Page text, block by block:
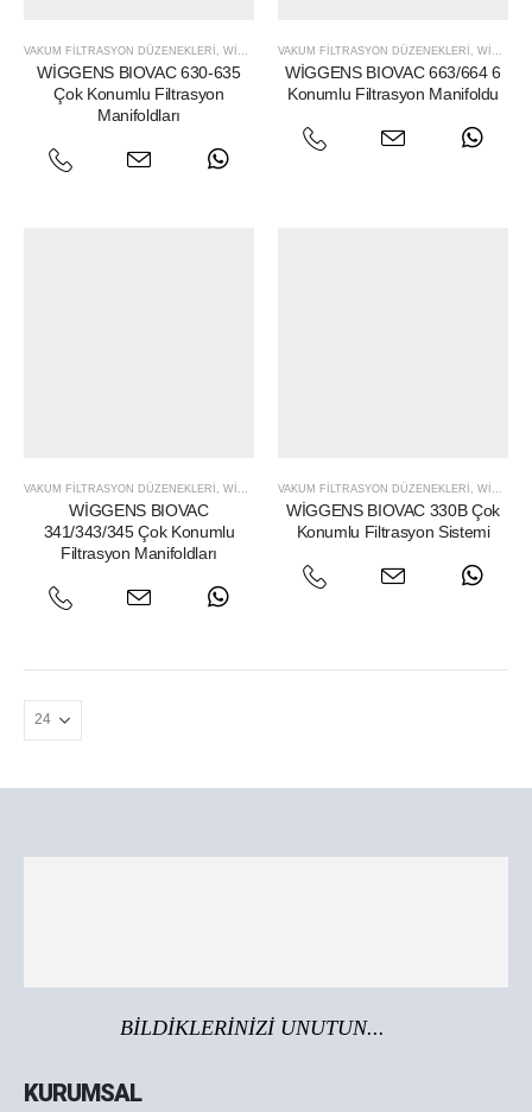
VAKUM FILTRASYON DÜZENEKLERI WIGGENS
WİGGENS BIOVAC 630-635
Çok Konumlu Filtrasyon
Manifoldları
VAKUM FILTRASYON DÜZENEKLERI WIGGENS
WİGGENS BIOVAC 663/664 6
Konumlu Filtrasyon Manifoldu
VAKUM FILTRASYON DÜZENEKLERI WIGGENS
WİGGENS BIOVAC
341/343/345 Çok Konumlu
Filtrasyon Manifoldları
VAKUM FILTRASYON DÜZENEKLERI WIGGENS
WİGGENS BIOVAC 330B Çok
Konumlu Filtrasyon Sistemi
BİLDİKLERİNİZİ UNUTUN...
KURUMSAL